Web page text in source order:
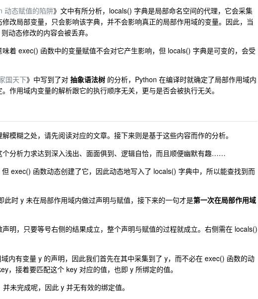
动态赋值的陷阱》文中有所分析，locals() 字典是局部命名空间的代理，它会采集
改局部变量，只会影响该字典，并不会影响真正的局部作用域的变量。因此，当
动态修改的内容会被丢弃。
着 exec() 函数中的变量赋值不会对它产生影响，但 locals() 字典是可变的，会受
国天下》中写到了对 抽象语法树 的分析，Python 在编译时就确定了局部作用域内
作用域内变量的解析跟它的执行顺序无关，更与是否会被执行无关。
模糊之处，请先阅读对应的文章。接下来则是基于这些内容而作的分析。
分析力求达到深入浅出、面面俱到、逻辑自恰，而且顺便幽默有趣……
但 exec() 函数动态创建了它，因此动态地写入了 locals() 字典中，所以能查找到而
时 y 未在局部作用域内做过声明与赋值，接下来的一句才是第一次在局部作用域
声明，只要等号右侧的结果成立，整个声明与赋值的过程就成立。右侧需在 locals()
内有变量 y 的声明，因此我们首先在其中采集到了 y，而不必在 exec() 函数的动
，接着要匹配这个 key 对应的值，也即 y 所绑定的值。
未完成呢，因此 y 并无有效的绑定值。